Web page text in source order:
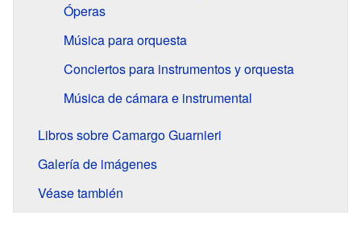
Óperas
Música para orquesta
Conciertos para instrumentos y orquesta
Música de cámara e instrumental
Libros sobre Camargo Guarnieri
Galería de imágenes
Véase también